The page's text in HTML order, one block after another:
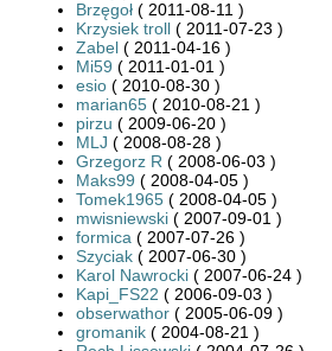
Brzęgoł ( 2011-08-11 )
Krzysiek troll ( 2011-07-23 )
Zabel ( 2011-04-16 )
Mi59 ( 2011-01-01 )
esio ( 2010-08-30 )
marian65 ( 2010-08-21 )
pirzu ( 2009-06-20 )
MLJ ( 2008-08-28 )
Grzegorz R ( 2008-06-03 )
Maks99 ( 2008-04-05 )
Tomek1965 ( 2008-04-05 )
mwisniewski ( 2007-09-01 )
formica ( 2007-07-26 )
Szyciak ( 2007-06-30 )
Karol Nawrocki ( 2007-06-24 )
Kapi_FS22 ( 2006-09-03 )
obserwathor ( 2005-06-09 )
gromanik ( 2004-08-21 )